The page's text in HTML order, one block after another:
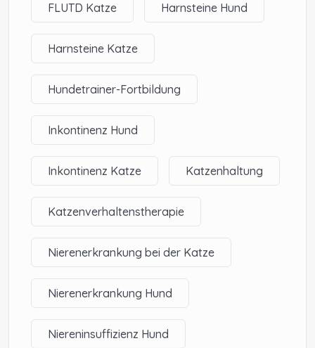
FLUTD Katze Harnsteine Hund
Harnsteine Katze
Hundetrainer-Fortbildung
Inkontinenz Hund
Inkontinenz Katze Katzenhaltung
Katzenverhaltenstherapie
Nierenerkrankung bei der Katze
Nierenerkrankung Hund
Niereninsuffizienz Hund